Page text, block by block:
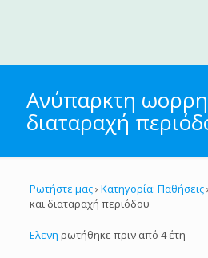
Ανύπαρκτη
διαταραχή
Ρωτήστε μας› Κατηγορία: Παθήσεις›
και διαταραχή περιόδου
Ελενη ρωτήθηκε πριν από 4 έτη